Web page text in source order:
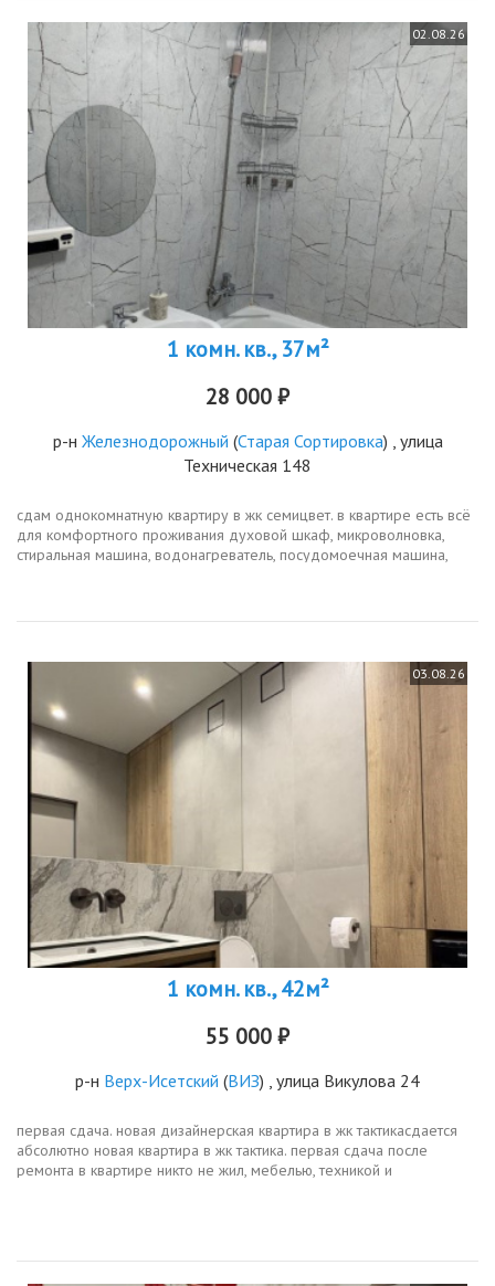
02.08.26
1 комн. кв., 37м²
28 000 ₽
р-н Железнодорожный (Старая Сортировка) , улица
Техническая 148
сдам однокомнатную квартиру в жк семицвет. в квартире есть всё
для комфортного проживания духовой шкаф, микроволновка,
стиральная машина, водонагреватель, посудомоечная машина,
03.08.26
1 комн. кв., 42м²
55 000 ₽
р-н Верх-Исетский (ВИЗ) , улица Викулова 24
первая сдача. новая дизайнерская квартира в жк тактикасдается
абсолютно новая квартира в жк тактика. первая сдача после
ремонта в квартире никто не жил, мебелью, техникой и